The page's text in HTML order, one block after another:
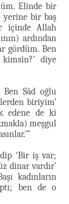
Elinde bir
yerine bir baş
içinde Allah
ardından
gördüm. Ben
diye
Sâd oğlu
biriyim’
edene de ki
meşgul
‘Bir iş var;
dinar vardır’
kadınların
ben de o